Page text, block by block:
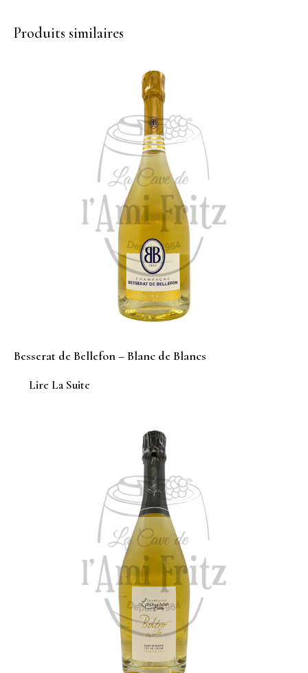
Produits similaires
Besserat de Bellefon – Blanc de Blancs
Lire La Suite